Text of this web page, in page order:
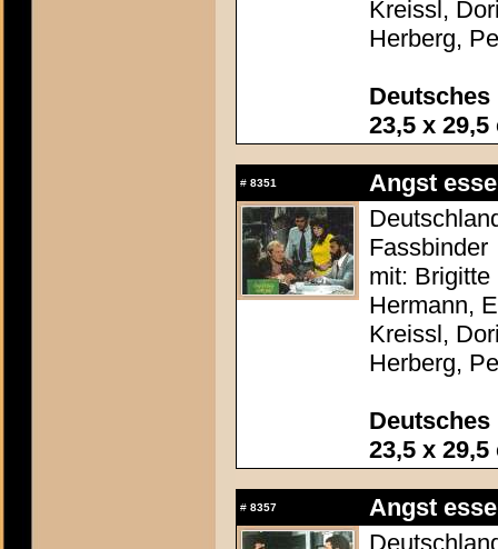
Kreissl,
Herberg,
23,5 x 29,5
# 8351
Angst
Fassbinder
mit:
Hermann,
Kreissl,
Herberg,
23,5 x 29,5
# 8357
Angst